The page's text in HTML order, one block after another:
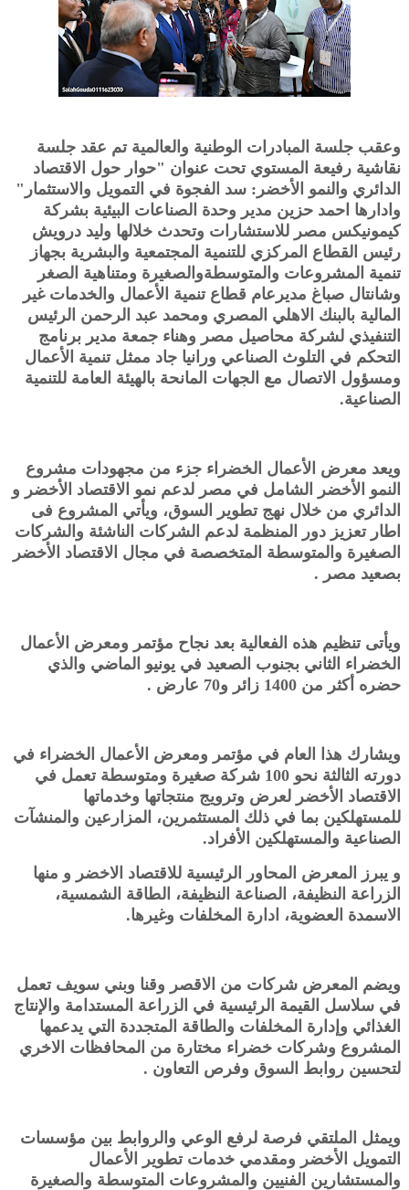
وعقب جلسة المبادرات الوطنية والعالمية تم عقد جلسة
نقاشية رفيعة المستوي تحت عنوان "حوار حول الاقتصاد
الدائري والنمو الأخضر: سد الفجوة في التمويل والاستثمار"
وادارها احمد حزين مدير وحدة الصناعات البيئية بشركة
كيمونيكس مصر للاستشارات وتحدث خلالها وليد درويش
رئيس القطاع المركزي للتنمية المجتمعية والبشرية بجهاز
تنمية المشروعات والمتوسطةوالصغيرة ومتناهية الصغر
وشانتال صباغ مديرعام قطاع تنمية الأعمال والخدمات غير
المالية بالبنك الاهلي المصري ومحمد عبد الرحمن الرئيس
التنفيذي لشركة محاصيل مصر وهناء جمعة مدير برنامج
التحكم في التلوث الصناعي ورانيا جاد ممثل تنمية الأعمال
ومسؤول الاتصال مع الجهات المانحة بالهيئة العامة للتنمية
الصناعية.
ويعد معرض الأعمال الخضراء جزء من مجهودات مشروع
النمو الأخضر الشامل في مصر لدعم نمو الاقتصاد الأخضر و
الدائري من خلال نهج تطوير السوق، ويأتي المشروع فى
اطار تعزيز دور المنظمة لدعم الشركات الناشئة والشركات
الصغيرة والمتوسطة المتخصصة في مجال الاقتصاد الأخضر
بصعيد مصر .
ويأتى تنظيم هذه الفعالية بعد نجاح مؤتمر ومعرض الأعمال
الخضراء الثاني بجنوب الصعيد في يونيو الماضي والذي
حضره أكثر من 1400 زائر و70 عارض .
ويشارك هذا العام في مؤتمر ومعرض الأعمال الخضراء في
دورته الثالثة نحو 100 شركة صغيرة ومتوسطة تعمل في
الاقتصاد الأخضر لعرض وترويج منتجاتها وخدماتها
للمستهلكين بما في ذلك المستثمرين، المزارعين والمنشآت
الصناعية والمستهلكين الأفراد.
و يبرز المعرض المحاور الرئيسية للاقتصاد الاخضر و منها
الزراعة النظيفة، الصناعة النظيفة، الطاقة الشمسية،
الاسمدة العضوية، ادارة المخلفات وغيرها.
ويضم المعرض شركات من الاقصر وقنا وبني سويف تعمل
في سلاسل القيمة الرئيسية في الزراعة المستدامة والإنتاج
الغذائي وإدارة المخلفات والطاقة المتجددة التي يدعمها
المشروع وشركات خضراء مختارة من المحافظات الاخري
لتحسين روابط السوق وفرص التعاون .
ويمثل الملتقي فرصة لرفع الوعي والروابط بين مؤسسات
التمويل الأخضر ومقدمي خدمات تطوير الأعمال
والمستشارين الفنيين والمشروعات المتوسطة والصغيرة